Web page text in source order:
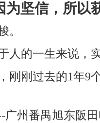
为坚信，所以
。
人的一生来说，
刚刚过去的1年9
广州番禺旭东阪